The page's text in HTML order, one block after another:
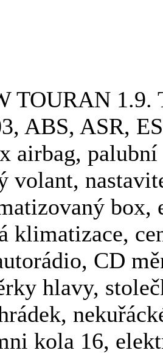
TOURAN
ABS, ASR,
airbag,
volant,
box,
klimatizace,
CD
hlavy,
kola 16,